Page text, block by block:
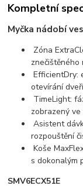
Kompletní
Myčka nádobí
Zóna
znečištěného
EfficientDry:
otevírání
TimeLight:
zobrazený
Asistent
rozpouštění
Koše
s dokonalým
SMV6ECX51E